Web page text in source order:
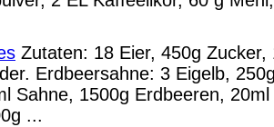
Zutaten: 18 Eier, 450g
Erdbeersahne: 3 Eigelb,
Sahne, 1500g Erdbeeren,
...